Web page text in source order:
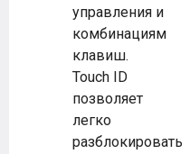
управления и
комбинациям
клавиш.
Touch ID
позволяет
легко
разблокировать